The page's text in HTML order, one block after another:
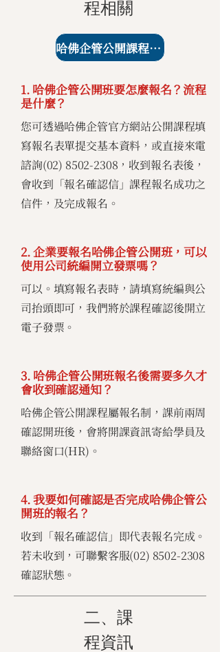
程相關
哈佛企管公開課程課表
1. 哈佛企管公開班要怎麼報名？流程
是什麼？
您可透過哈佛企管官方網站公開課程填
寫報名表單提交基本資料，或直接來電
諮詢(02) 8502-2308 ，收到報名表後，
會收到「報名確認信」課程報名成功之
信件，及完成報名。
2. 企業要報名哈佛企管公開班，可以
使用公司統編開立發票嗎？
可以。填寫報名表時，請填寫統編與公
司抬頭即可，我們將於課程確認後開立
電子發票。
3. 哈佛企管公開班報名後需要多久才
會收到確認通知？
哈佛企管公開課程屬報名制，課前兩周
確認開班後，會將開課資訊寄給學員及
聯絡窗口(HR)。
4. 我要如何確認是否完成哈佛企管公
開班的報名？
收到「報名確認信」即代表報名完成。
若未收到，可聯繫客服(02) 8502-2308
確認狀態。
二、課
程資訊